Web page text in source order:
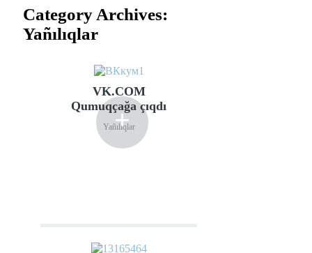
Category Archives:
Yañılıqlar
+
VK.COM
Qumuqçağa çıqdı
Yañılıqlar